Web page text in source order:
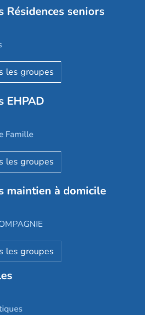
Résidences seniors
d'Arcadie
d'or
services Villa Médicis
EHPAD
Famille
maintien à domicile